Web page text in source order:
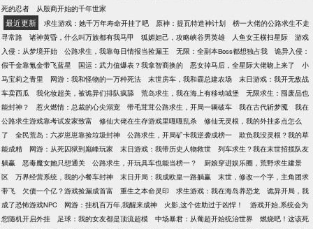
死的忍者
从殷商开始的千年世家
最近更新 求生游戏：她千万年寿命开挂了吧 原神：提瓦特造神计划
榜一大佬的公路求生不走
寻常路
诸神黄昏，什么叫万族都有我马甲 狐媚妲己，攻略峡谷男英雄 人鱼女王横扫星际
游戏
入侵：从梦境开始
公路求生，我靠每日情报当捡漏王 无限：全副本Boss都想独占我
诡异入侵：
假千金靠氪金带飞蓝星
国运：武力值爆表？我拿智商换的 恶女掉马后，全星际大佬吻上来了
小
马宝莉之青里
网游：我和怪物的一万种死法 末世房车，我和霸总建农场
末日游戏：我开无敌战
车卖西瓜
我化妆超美，被诡异们排队疯舔 荒岛求生，我在海上有移动城堡
无限求生：囤废品也
能封神？
惹火燃情：总裁的心尖溺宠 带毛茸茸公路求生，开局一辆破车 我在古代斩梦魇
我在
公路求生游戏靠考试发家致富
修仙大佬在生存游戏里嘎嘎乱杀
修仙无灵根，我的外挂多点怎么
了
全民荒岛：六岁崽崽靠捡垃圾封神 公路求生，开局矿卡我逆袭成榜一
欺负我没灵根？我的草
能成精
网游：从死囚狱到巅峰玩家 末日游戏：我带历史人物救世
列车求生？我在末世招揽队友
躺赢
恶毒魔女她只想通关 公路求生，开玩具车也能当榜一？
厨娘穿进娱乐圈，荒野求生建景
区
万界经营系统，我的小餐车封神 末日开局：我成欧皇一路躺赢
末世，修改一个字，主角团求
带飞
欠债一个亿？游戏捡漏成首富 重生之本命灵印 求生游戏：我在海岛养恐龙
诡异开局，我
成了恐怖游戏NPC
网游：挂机百万年,我醒来成神 火影,这个佐助过于凶悍！
游戏开始,系统会为
您随机开启外挂
足球：我的女友都是顶流超模 中场暴君：从葡超开始统治世界
燃烧吧！这该死